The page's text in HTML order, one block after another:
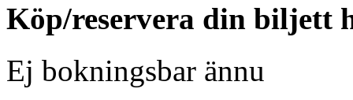
Köp/reservera din biljett
Ej bokningsbar ännu